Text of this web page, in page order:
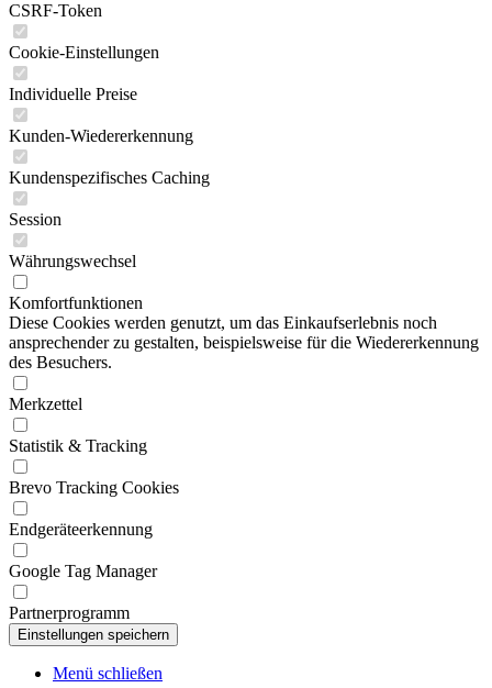
CSRF-Token
Cookie-Einstellungen
Individuelle Preise
Kunden-Wiedererkennung
Kundenspezifisches Caching
Session
Währungswechsel
Komfortfunktionen
Diese Cookies werden genutzt, um das Einkaufserlebnis noch
ansprechender zu gestalten, beispielsweise für die Wiedererkennung
des Besuchers.
Merkzettel
Statistik & Tracking
Brevo Tracking Cookies
Endgeräteerkennung
Google Tag Manager
Partnerprogramm
Menü schließen